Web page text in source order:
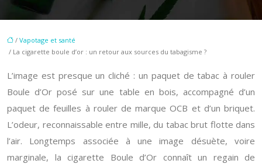
/ Vapotage et santé
/ La cigarette boule d’or : un retour aux sources du tabagisme ?
L’image est presque un cliché : un paquet de tabac à rouler
Boule d’Or posé sur une table en bois, accompagné d’un
paquet de feuilles à rouler de marque OCB et d’un briquet.
L’odeur, reconnaissable entre mille, du tabac brut flotte dans
l’air. Longtemps associée à une image désuète, voire
marginale, la cigarette Boule d’Or connaît un regain de